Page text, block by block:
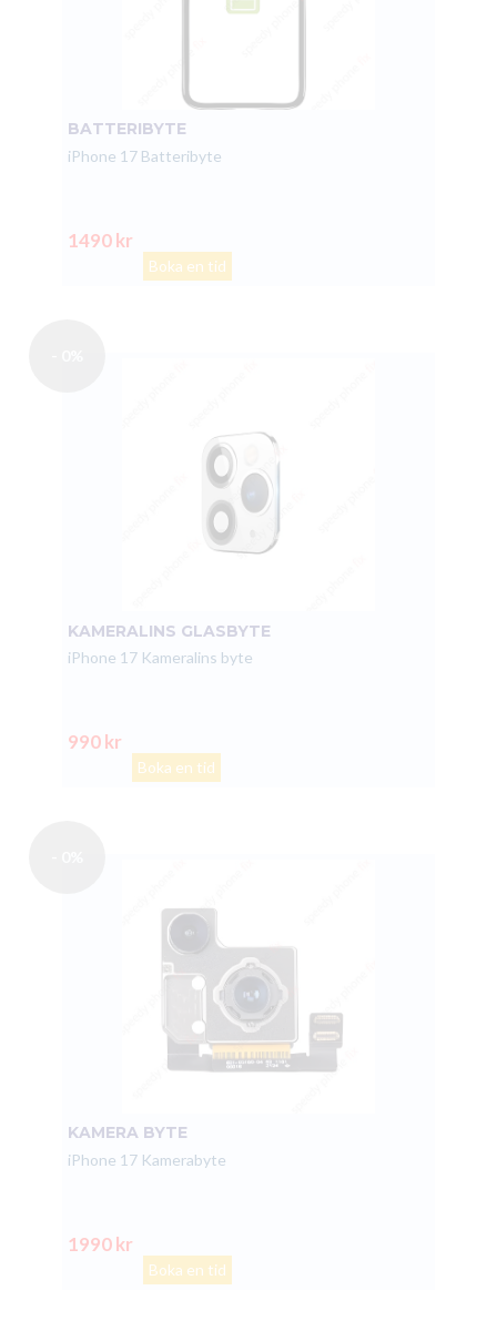
BATTERIBYTE
iPhone 17 Batteribyte
1490 kr
Boka en tid
KAMERALINS GLASBYTE
iPhone 17 Kameralins byte
990 kr
Boka en tid
KAMERA BYTE
iPhone 17 Kamerabyte
1990 kr
Boka en tid